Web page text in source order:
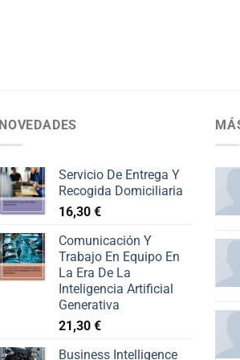
NOVEDADES
Servicio De Entrega Y
Recogida Domiciliaria
16,30 €
Comunicación Y
Trabajo En Equipo En
La Era De La
Inteligencia Artificial
Generativa
21,30 €
Business Intelligence